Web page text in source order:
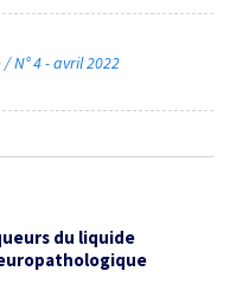
N° 4 - avril 2022
du liquide